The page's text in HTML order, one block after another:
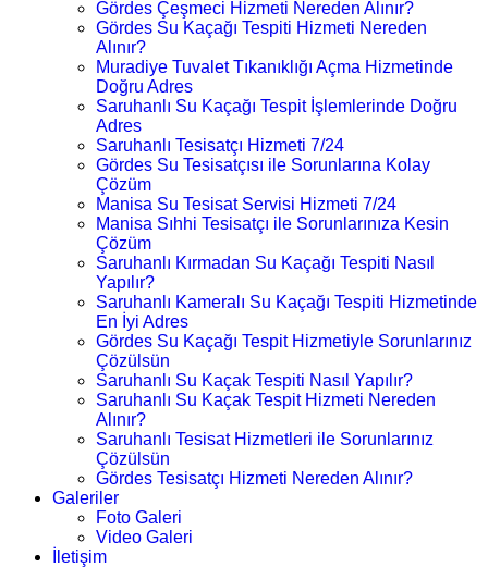
Gördes Çeşmeci Hizmeti Nereden Alınır?
Gördes Su Kaçağı Tespiti Hizmeti Nereden
Alınır?
Muradiye Tuvalet Tıkanıklığı Açma Hizmetinde
Doğru Adres
Saruhanlı Su Kaçağı Tespit İşlemlerinde Doğru
Adres
Saruhanlı Tesisatçı Hizmeti 7/24
Gördes Su Tesisatçısı ile Sorunlarına Kolay
Çözüm
Manisa Su Tesisat Servisi Hizmeti 7/24
Manisa Sıhhi Tesisatçı ile Sorunlarınıza Kesin
Çözüm
Saruhanlı Kırmadan Su Kaçağı Tespiti Nasıl
Yapılır?
Saruhanlı Kameralı Su Kaçağı Tespiti Hizmetinde
En İyi Adres
Gördes Su Kaçağı Tespit Hizmetiyle Sorunlarınız
Çözülsün
Saruhanlı Su Kaçak Tespiti Nasıl Yapılır?
Saruhanlı Su Kaçak Tespit Hizmeti Nereden
Alınır?
Saruhanlı Tesisat Hizmetleri ile Sorunlarınız
Çözülsün
Gördes Tesisatçı Hizmeti Nereden Alınır?
Galeriler
Foto Galeri
Video Galeri
İletişim